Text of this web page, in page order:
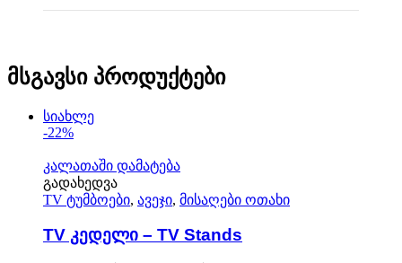
მსგავსი პროდუქტები
სიახლე
-22%
კალათაში დამატება
გადახედვა
TV ტუმბოები, ავეჯი, მისაღები ოთახი
TV კედელი – TV Stands